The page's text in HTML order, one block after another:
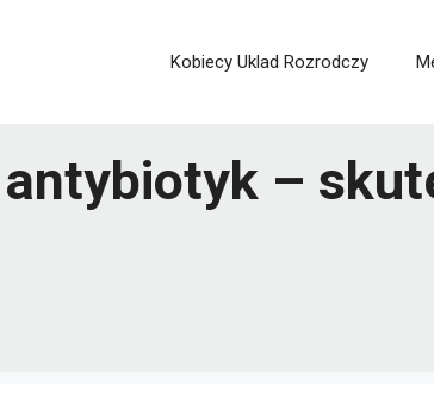
Kobiecy Uklad Rozrodczy
–